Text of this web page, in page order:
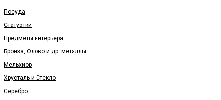
Посуда
Статуэтки
Предметы интерьера
Бронза, Олово и др. металлы
Мельхиор
Хрусталь и Стекло
Серебро